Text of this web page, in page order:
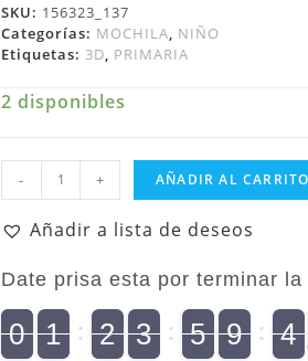
SKU: 156323_137
Categorías: MOCHILA, NIÑO
Etiquetas: 3D, PRIMARIA
2 disponibles
Primaria
The
Pokemon
Company
Pokemon
- + AÑADIR AL CARRITO
Añadir a lista de deseos
Date prisa esta por terminar
9
9
0
0 2
1
1 0
2
2 0
3
3 0
5
5 0
9
9 5
4
4